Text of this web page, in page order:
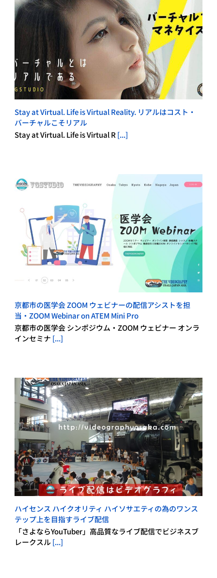
Stay at Virtual. Life is Virtual Reality. リアルはコスト・
バーチャルこそリアル
Stay at Virtual. Life is Virtual R [...]
京都市の医学会 ZOOM ウェビナーの配信アシストを担
当・ZOOM Webinar on ATEM Mini Pro
京都市の医学会 シンポジウム・ZOOM ウェビナー オンラ
インセミナ [...]
ハイセンス ハイクオリティ ハイソサエティの為のワンス
テップ上を目指すライブ配信
「さよならYouTuber」高品質なライブ配信でビジネスブ
レークスル[...]